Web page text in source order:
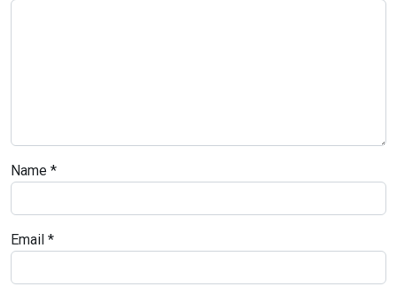
Name *
Email *